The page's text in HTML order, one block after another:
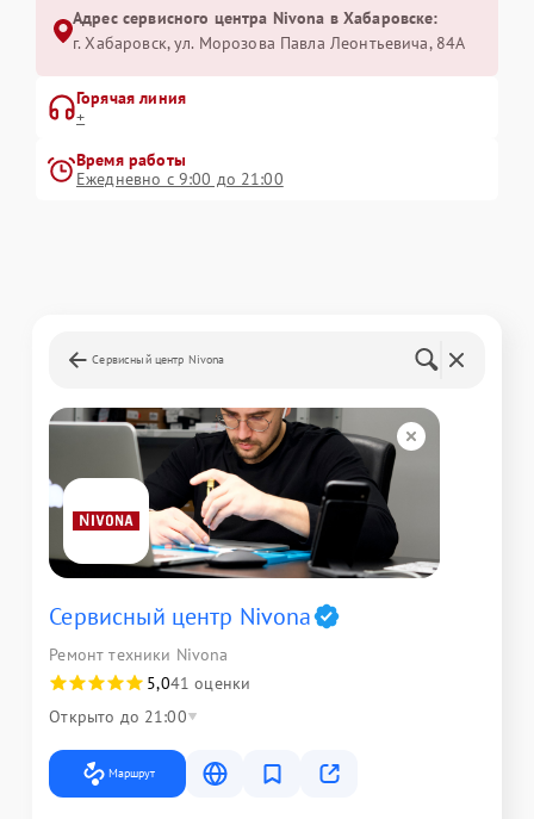
Адрес сервисного центра Nivona в Хабаровске:
г. Хабаровск, ул. Морозова Павла Леонтьевича, 84А
Горячая линия
+
Время работы
Ежедневно с 9:00 до 21:00
Сервисный центр Nivona
Сервисный центр Nivona
Ремонт техники Nivona
5,041 оценки
Открыто до 21:00
Маршрут